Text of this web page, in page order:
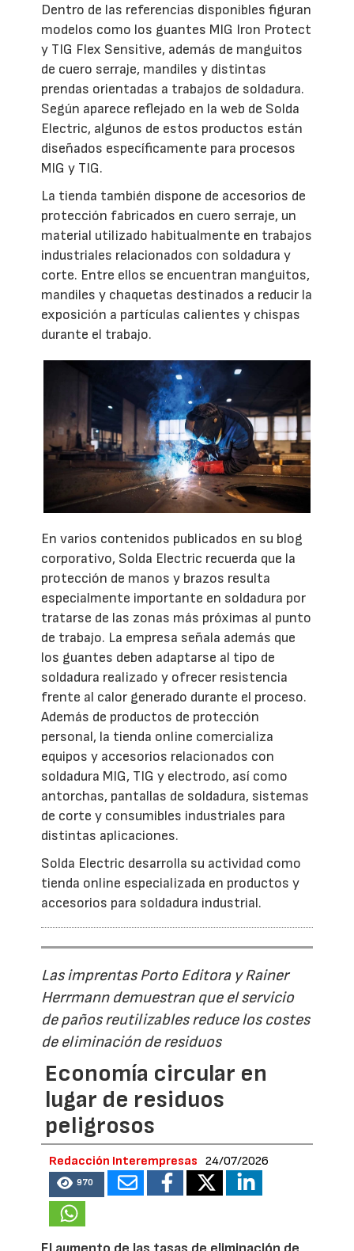
Dentro de las referencias disponibles figuran
modelos como los guantes MIG Iron Protect
y TIG Flex Sensitive, además de manguitos
de cuero serraje, mandiles y distintas
prendas orientadas a trabajos de soldadura.
Según aparece reflejado en la web de Solda
Electric, algunos de estos productos están
diseñados específicamente para procesos
MIG y TIG.
La tienda también dispone de accesorios de
protección fabricados en cuero serraje, un
material utilizado habitualmente en trabajos
industriales relacionados con soldadura y
corte. Entre ellos se encuentran manguitos,
mandiles y chaquetas destinados a reducir la
exposición a partículas calientes y chispas
durante el trabajo.
En varios contenidos publicados en su blog
corporativo, Solda Electric recuerda que la
protección de manos y brazos resulta
especialmente importante en soldadura por
tratarse de las zonas más próximas al punto
de trabajo. La empresa señala además que
los guantes deben adaptarse al tipo de
soldadura realizado y ofrecer resistencia
frente al calor generado durante el proceso.
Además de productos de protección
personal, la tienda online comercializa
equipos y accesorios relacionados con
soldadura MIG, TIG y electrodo, así como
antorchas, pantallas de soldadura, sistemas
de corte y consumibles industriales para
distintas aplicaciones.
Solda Electric desarrolla su actividad como
tienda online especializada en productos y
accesorios para soldadura industrial.
Las imprentas Porto Editora y Rainer
Herrmann demuestran que el servicio
de paños reutilizables reduce los costes
de eliminación de residuos
Economía circular en
lugar de residuos
peligrosos
Redacción Interempresas 24/07/2026
970